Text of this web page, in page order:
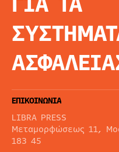
ΕΠΙΚΟΙΝΩΝΙΑ
LIBRA PRESS
Μεταμορφώσεως 11,
183 45